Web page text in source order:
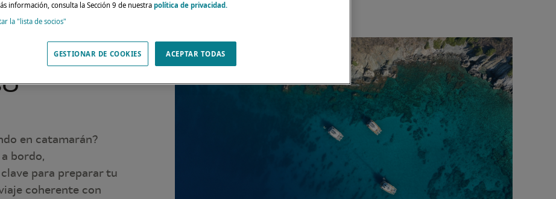
AÑO EN
en catamarán?
bordo,
para preparar tu
coherente con
información, consulta la Sección 9 de nuestra política de privacidad.
la "lista de socios"
GESTIONAR DE COOKIES ACEPTAR TODAS